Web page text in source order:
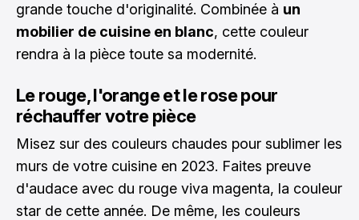
grande touche d'originalité. Combinée à un
mobilier de cuisine en blanc, cette couleur
rendra à la pièce toute sa modernité.
Le rouge, l'orange et le rose pour
réchauffer votre pièce
Misez sur des couleurs chaudes pour sublimer les
murs de votre cuisine en 2023. Faites preuve
d'audace avec du rouge viva magenta, la couleur
star de cette année. De même, les couleurs